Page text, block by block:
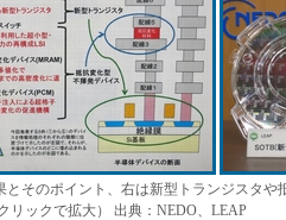
とそのポイント、右は新型トランジスタや
リックで拡大） 出典：NEDO、LEAP